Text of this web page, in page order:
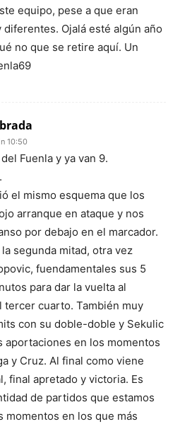
equipo, pese a que eran
diferentes. Ojalá esté algún año
no que se retire aquí. Un
10:50
Fuenla y ya van 9.
el mismo esquema que los
arranque en ataque y nos
por debajo en el marcador.
segunda mitad, otra vez
fuendamentales sus 5
para dar la vuelta al
tercer cuarto. También muy
con su doble-doble y Sekulic
aportaciones en los momentos
y Cruz. Al final como viene
final apretado y victoria. Es
de partidos que estamos
momentos en los que más